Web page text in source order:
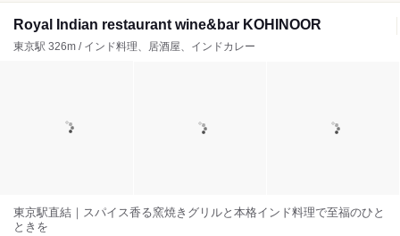
Royal Indian restaurant wine&bar KOHINOOR
東京駅 326m / インド料理、居酒屋、インドカレー
東京駅直結｜スパイス香る窯焼きグリルと本格インド料理で至福のひと
ときを